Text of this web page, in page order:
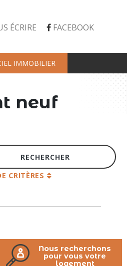
ÉCRIRE FACEBOOK
IMMOBILIER
neuf
CRITÈRES
Nous recherchons
pour vous votre
logement